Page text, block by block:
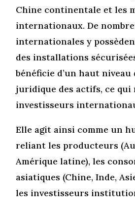
Chine continentale et les
internationaux. De
internationales y
des installations
bénéficie d’un haut
juridique des actifs, ce qui
investisseurs
Elle agit ainsi comme un
reliant les producteurs
Amérique latine), les
asiatiques (Chine, Inde,
les investisseurs